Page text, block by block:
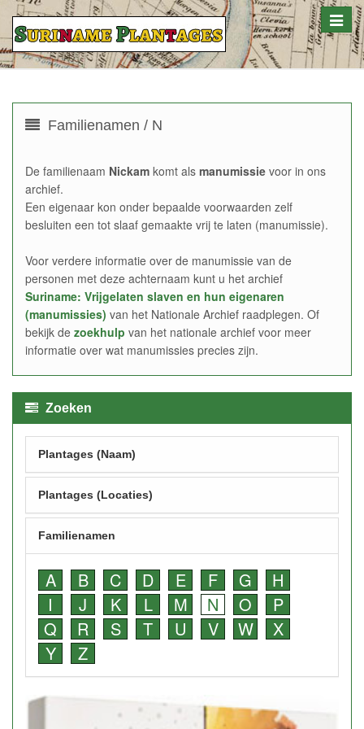
Toggle
Familienamen / N
De familienaam Nickam komt als manumissie voor in ons
archief.
Een eigenaar kon onder bepaalde voorwaarden zelf
besluiten een tot slaaf gemaakte vrij te laten (manumissie).
Voor verdere informatie over de manumissie van de
personen met deze achternaam kunt u het archief
Suriname: Vrijgelaten slaven en hun eigenaren
(manumissies) van het Nationale Archief raadplegen. Of
bekijk de zoekhulp van het nationale archief voor meer
informatie over wat manumissies precies zijn.
Zoeken
Plantages (Naam)
Plantages (Locaties)
Familienamen
A B C D E F G
H
I
J K L M N O
P
Q
R S T U V W
X
Y
Z